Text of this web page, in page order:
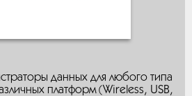
данных для любого типа
платформ (Wireless, USB,